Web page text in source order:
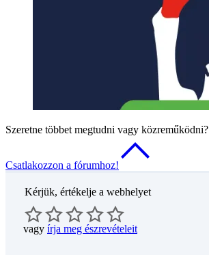
Szeretne többet megtudni vagy közreműködni?
Csatlakozzon a fórumhoz!
Kérjük, értékelje a webhelyet
vagy írja meg észrevételeit